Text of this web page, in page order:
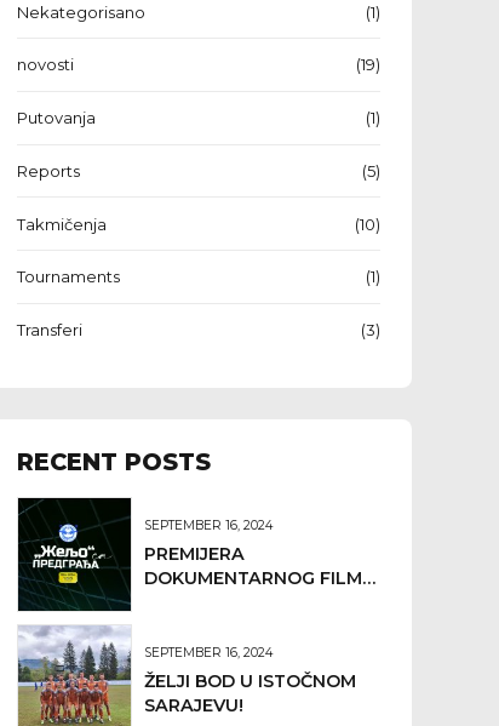
Nekategorisano (1)
novosti (19)
Putovanja (1)
Reports (5)
Takmičenja (10)
Tournaments (1)
Transferi (3)
RECENT POSTS
SEPTEMBER 16, 2024
PREMIJERA
DOKUMENTARNOG FILMA
SEPTEMBER 16, 2024
ŽELJI BOD U ISTOČNOM
SARAJEVU!